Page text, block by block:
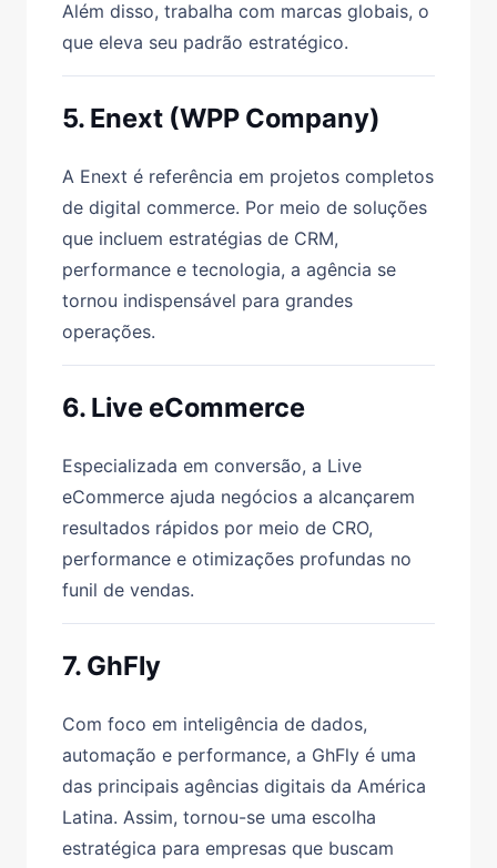
Além disso, trabalha com marcas globais, o
que eleva seu padrão estratégico.
5. Enext (WPP Company)
A Enext é referência em projetos completos
de digital commerce. Por meio de soluções
que incluem estratégias de CRM,
performance e tecnologia, a agência se
tornou indispensável para grandes
operações.
6. Live eCommerce
Especializada em conversão, a Live
eCommerce ajuda negócios a alcançarem
resultados rápidos por meio de CRO,
performance e otimizações profundas no
funil de vendas.
7. GhFly
Com foco em inteligência de dados,
automação e performance, a GhFly é uma
das principais agências digitais da América
Latina. Assim, tornou-se uma escolha
estratégica para empresas que buscam